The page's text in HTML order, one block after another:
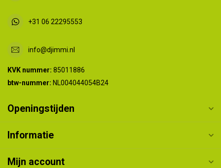
+31 06 22295553
info@djimmi.nl
KVK nummer: 85011886
btw-nummer: NL004044054B24
Openingstijden
Informatie
Mijn account